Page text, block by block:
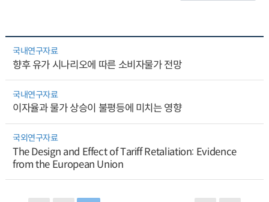
국내연구자료
향후 유가 시나리오에 따른 소비자물가 전망
국내연구자료
이자율과 물가 상승이 불평등에 미치는 영향
국외연구자료
The Design and Effect of Tariff Retaliation: Evidence
from the European Union